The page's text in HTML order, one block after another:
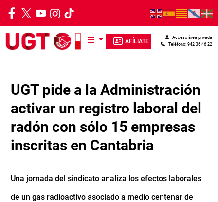
Pasar al contenido principal
AFÍLIATE Teléfono: 942 36 46 22
Acceso área privada
UGT pide a la Administración
activar un registro laboral del
radón con sólo 15 empresas
inscritas en Cantabria
Una jornada del sindicato analiza los efectos laborales
de un gas radioactivo asociado a medio centenar de